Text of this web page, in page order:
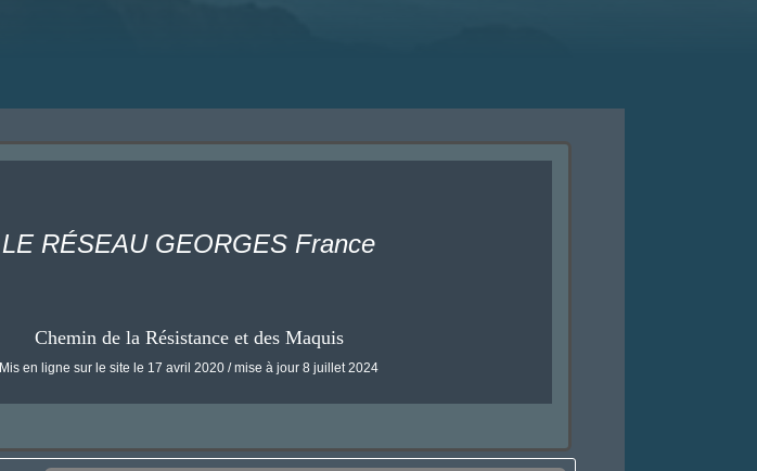
LE RÉSEAU GEORGES France
Chemin de la Résistance et des Maquis
Mis en ligne sur le site le 17 avril 2020 / mise à jour 8 juillet 2024